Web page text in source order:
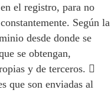
el registro, para no
Según la
desde donde se
se obtengan,
y de terceros. 
que son enviadas al